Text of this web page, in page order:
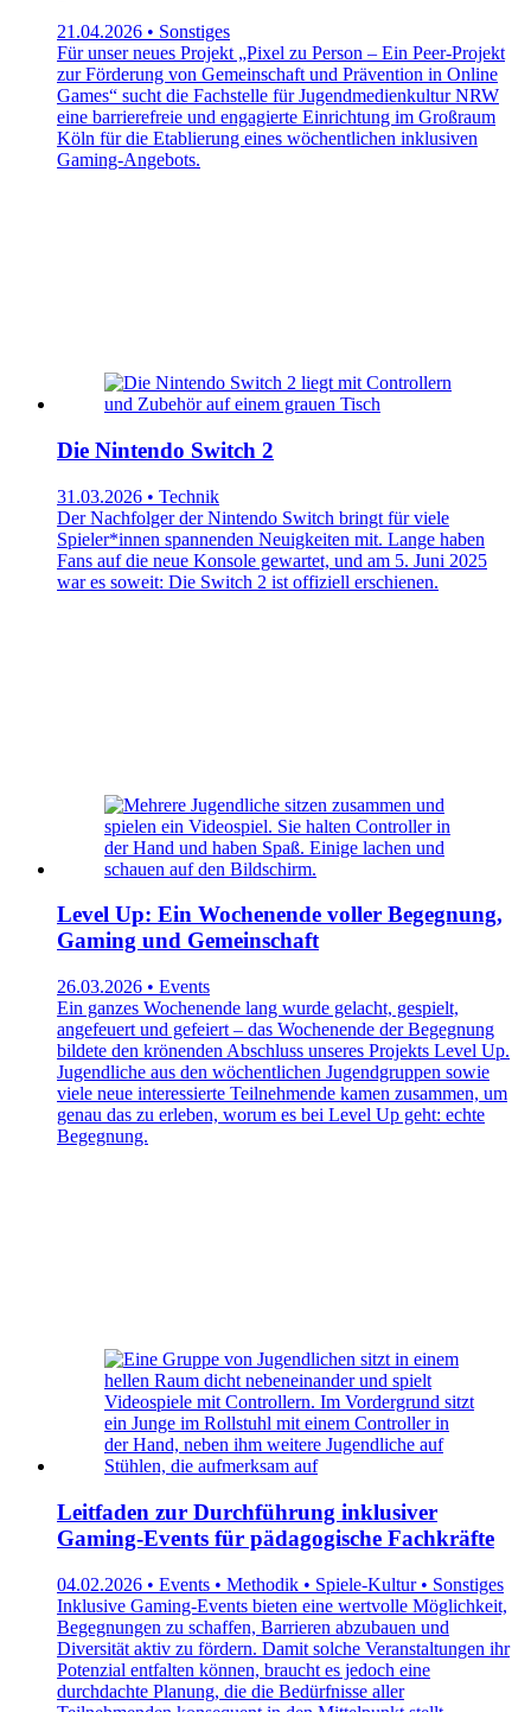
21.04.2026 • Sonstiges
Für unser neues Projekt „Pixel zu Person – Ein Peer-Projekt
zur Förderung von Gemeinschaft und Prävention in Online
Games“ sucht die Fachstelle für Jugendmedienkultur NRW
eine barrierefreie und engagierte Einrichtung im Großraum
Köln für die Etablierung eines wöchentlichen inklusiven
Gaming-Angebots.
Die Nintendo Switch 2
31.03.2026 • Technik
Der Nachfolger der Nintendo Switch bringt für viele
Spieler*innen spannenden Neuigkeiten mit. Lange haben
Fans auf die neue Konsole gewartet, und am 5. Juni 2025
war es soweit: Die Switch 2 ist offiziell erschienen.
Level Up: Ein Wochenende voller Begegnung,
Gaming und Gemeinschaft
26.03.2026 • Events
Ein ganzes Wochenende lang wurde gelacht, gespielt,
angefeuert und gefeiert – das Wochenende der Begegnung
bildete den krönenden Abschluss unseres Projekts Level Up.
Jugendliche aus den wöchentlichen Jugendgruppen sowie
viele neue interessierte Teilnehmende kamen zusammen, um
genau das zu erleben, worum es bei Level Up geht: echte
Begegnung.
Leitfaden zur Durchführung inklusiver
Gaming-Events für pädagogische Fachkräfte
04.02.2026 • Events • Methodik • Spiele-Kultur • Sonstiges
Inklusive Gaming-Events bieten eine wertvolle Möglichkeit,
Begegnungen zu schaffen, Barrieren abzubauen und
Diversität aktiv zu fördern. Damit solche Veranstaltungen ihr
Potenzial entfalten können, braucht es jedoch eine
durchdachte Planung, die die Bedürfnisse aller